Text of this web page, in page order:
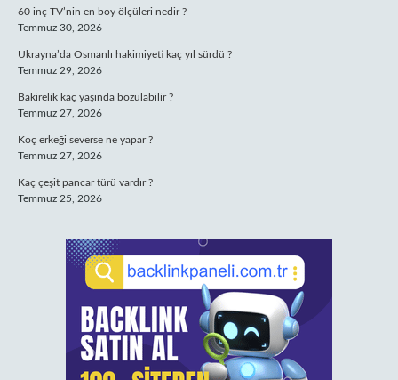
60 inç TV’nin en boy ölçüleri nedir ?
Temmuz 30, 2026
Ukrayna’da Osmanlı hakimiyeti kaç yıl sürdü ?
Temmuz 29, 2026
Bakirelik kaç yaşında bozulabilir ?
Temmuz 27, 2026
Koç erkeği severse ne yapar ?
Temmuz 27, 2026
Kaç çeşit pancar türü vardır ?
Temmuz 25, 2026